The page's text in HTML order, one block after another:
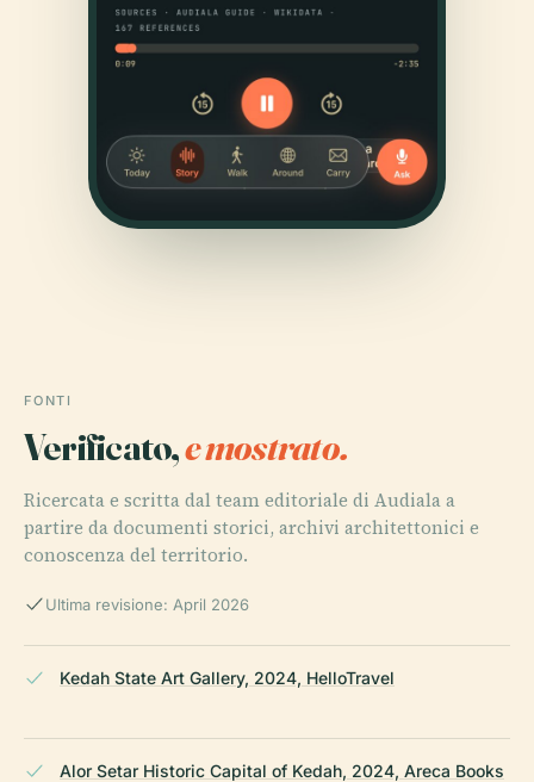
FONTI
Verificato,e mostrato.
Ricercata e scritta dal team editoriale di Audiala a
partire da documenti storici, archivi architettonici e
conoscenza del territorio.
Ultima revisione: April 2026
Kedah State Art Gallery, 2024, HelloTravel
Alor Setar Historic Capital of Kedah, 2024, Areca Books